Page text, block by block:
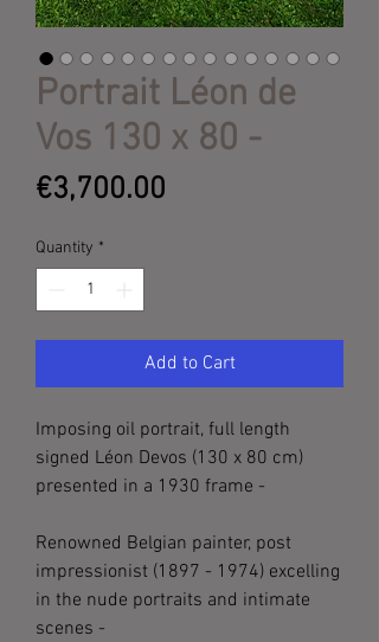
Portrait Léon de
Vos 130 x 80 -
€3,700.00
Quantity *
Add to Cart
Imposing oil portrait, full length
signed Léon Devos (130 x 80 cm)
presented in a 1930 frame -
Renowned Belgian painter, post
impressionist (1897 - 1974) excelling
in the nude portraits and intimate
scenes -